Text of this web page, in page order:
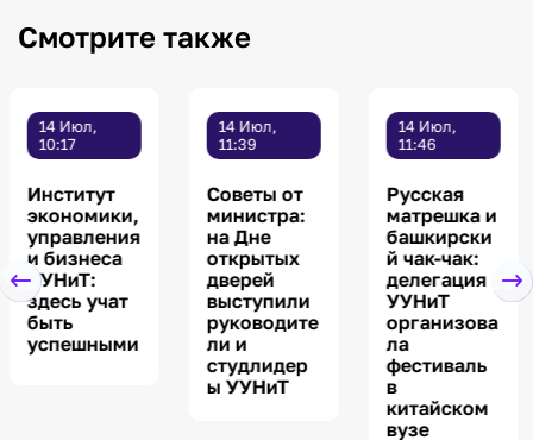
Смотрите также
14 Июл,
11:39
Советы от
министра:
на Дне
открытых
дверей
выступили
руководите
ли и
14 Июл,
11:46
Русская
матрешка и
башкирски
й чак-чак:
делегация
УУНиТ
организова
ла
фестиваль
в
15 Июл,
09:00
Проекты
молодых
ученых из
Уфимского
университе
та
выиграли
миллионны
е гранты